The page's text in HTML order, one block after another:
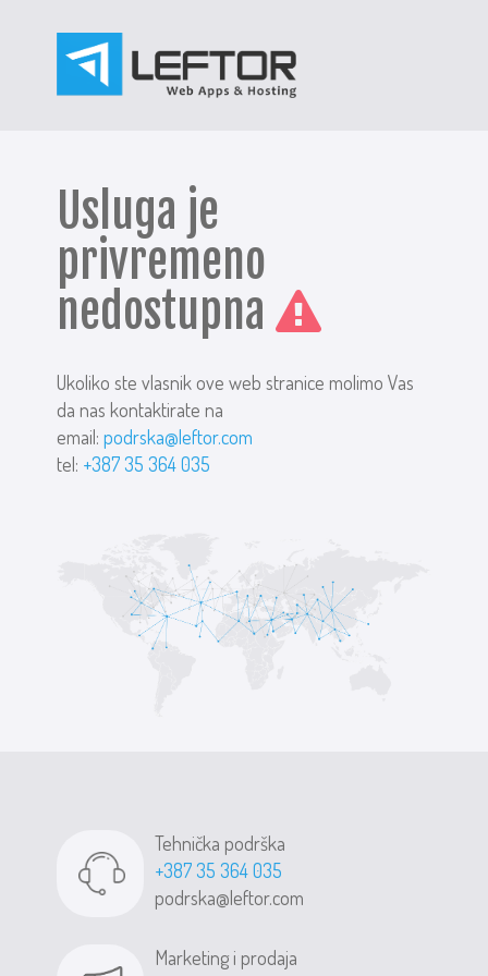
Usluga je
privremeno
nedostupna
Ukoliko ste vlasnik ove web stranice molimo Vas
da nas kontaktirate na
email:podrska@leftor.com
tel: +387 35 364 035
Tehnička podrška
+387 35 364 035
podrska@leftor.com
Marketing i prodaja